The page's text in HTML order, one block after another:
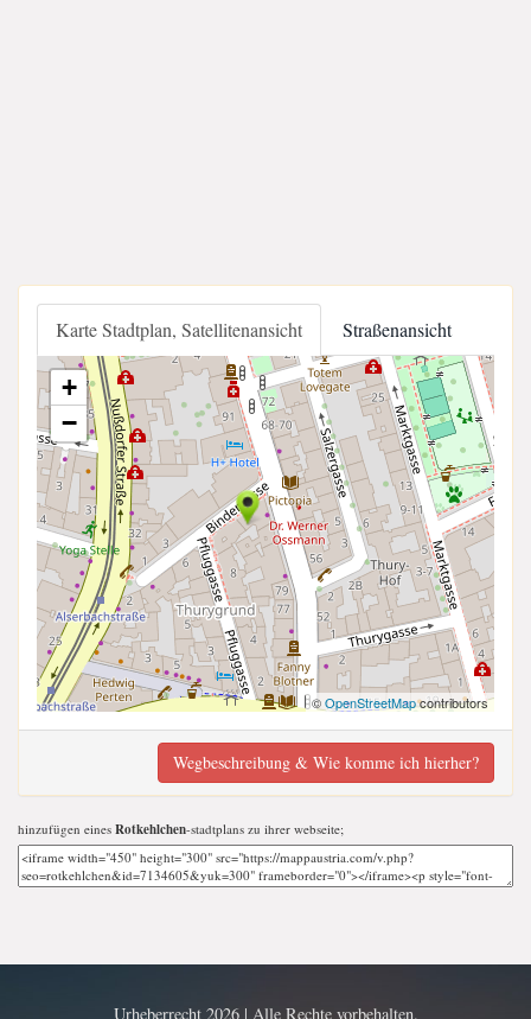
Karte Stadtplan, Satellitenansicht Straßenansicht
+
−
©OpenStreetMapcontributors
Wegbeschreibung & Wie komme ich hierher?
hinzufügen eines Rotkehlchen-stadtplans zu ihrer webseite;
Urheberrecht 2026 | Alle Rechte vorbehalten.